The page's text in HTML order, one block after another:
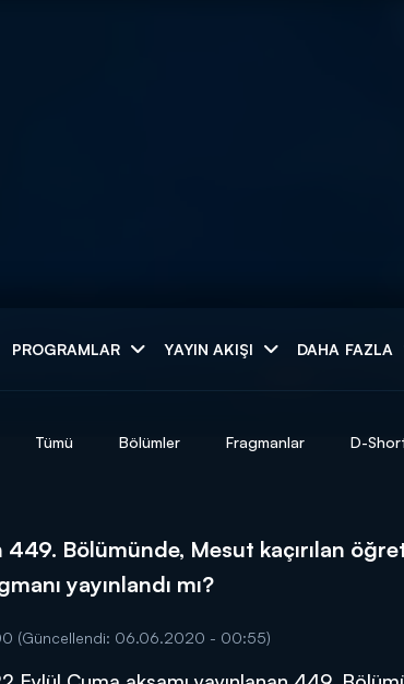
PROGRAMLAR YAYIN AKIŞI DAHA FAZLA
Tümü Bölümler Fragmanlar D-
449. Bölümünde, Mesut kaçırılan
yayınlandı mı?
(Güncellendi: 06.06.2020 - 00:55)